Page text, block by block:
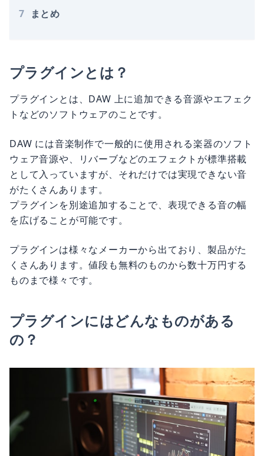
7 まとめ
プラグインとは？
プラグインとは、DAW 上に追加できる音源やエフェク
トなどのソフトウェアのことです。
DAW には音楽制作で一般的に使用される楽器のソフト
ウェア音源や、リバーブなどのエフェクトが標準搭載
として入っていますが、それだけでは実現できない音
がたくさんあります。
プラグインを別途追加することで、表現できる音の幅
を広げることが可能です。
プラグインは様々なメーカーから出ており、製品がた
くさんあります。値段も無料のものから数十万円する
ものまで様々です。
プラグインにはどんなものがある
の？